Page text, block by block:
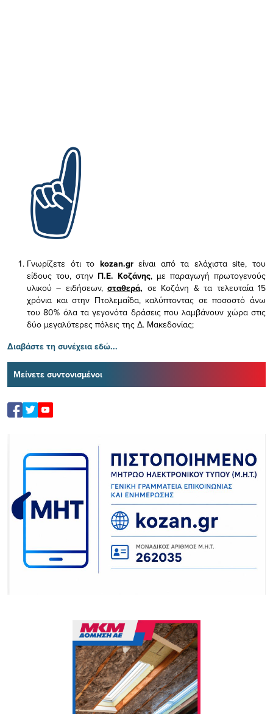
Γνωρίζετε ότι το kozan.gr είναι από τα ελάχισταsite, του
είδους του, στην Π.Ε. Κοζάνης, με παραγωγή πρωτογενούς
υλικού – ειδήσεων,σταθερά, σε Κοζάνη & τα τελευταία 15
χρόνια και στην Πτολεμαΐδα, καλύπτοντας σε ποσοστό άνω
του 80% όλα τα γεγονότα δράσεις που λαμβάνουν χώρα στις
δύο μεγαλύτερες πόλεις της Δ. Μακεδονίας;
Διαβάστε τη συνέχεια εδώ...
Μείνετε συντονισμένοι